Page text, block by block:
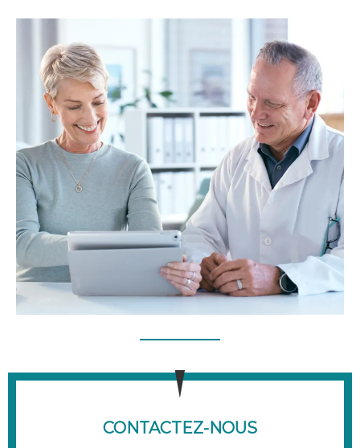
CONTACTEZ-NOUS